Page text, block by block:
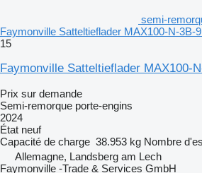
semi-
Faymonville Satteltieflader MAX100-N-3B-
15
Faymonville Satteltieflader MAX100-
Prix sur demande
Semi-remorque porte-engins
2024
État neuf
Capacité de charge 38.953 kg Nombre
Allemagne, Landsberg am Lech
Faymonville -Trade & Services GmbH